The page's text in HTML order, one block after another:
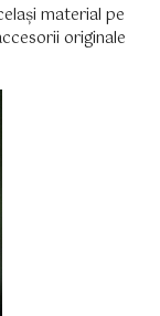
material pe
originale